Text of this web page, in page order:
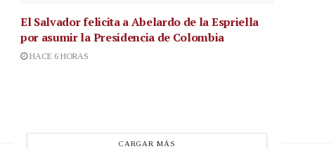
El Salvador felicita a Abelardo de la Espriella
por asumir la Presidencia de Colombia
HACE 6 HORAS
CARGAR MÁS